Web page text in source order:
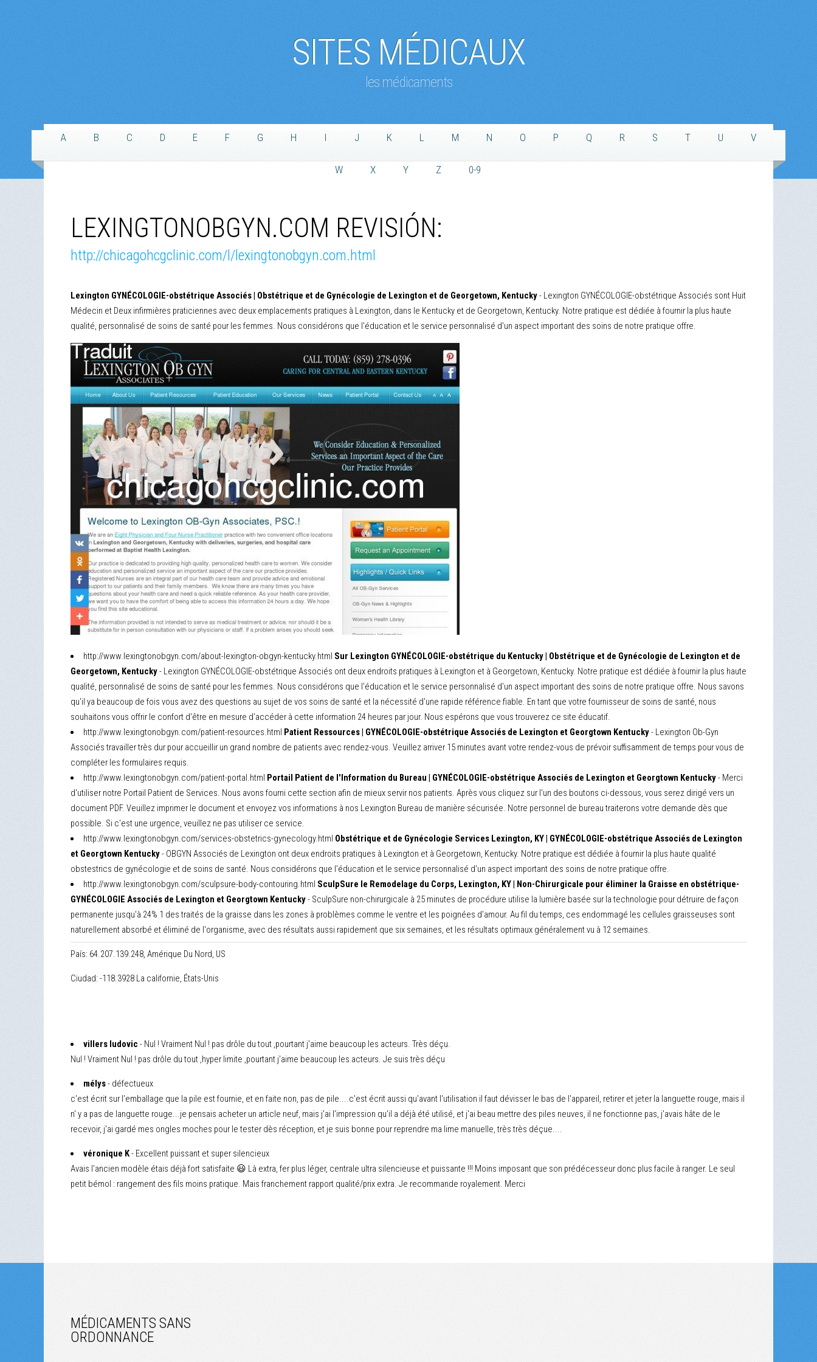
SITES MÉDICAUX
les médicaments
A B C D E F G H I J K L M N O P Q R S T U V
W X Y Z 0-9
LEXINGTONOBGYN.COM REVISIÓN:
http://chicagohcgclinic.com/l/lexingtonobgyn.com.html
Lexington GYNÉCOLOGIE-obstétrique Associés | Obstétrique et de Gynécologie de Lexington et de Georgetown, Kentucky- Lexington GYNÉCOLOGIE-obstétrique Associés sont Huit
Médecin et Deux infirmières praticiennes avec deux emplacements pratiques à Lexington, dans le Kentucky et de Georgetown, Kentucky. Notre pratique est dédiée à fournir la plus haute
qualité, personnalisé de soins de santé pour les femmes. Nous considérons que l'éducation et le service personnalisé d'un aspect important des soins de notre pratique offre.
http://www.lexingtonobgyn.com/about-lexington-obgyn-kentucky.html Sur Lexington GYNÉCOLOGIE-obstétrique du Kentucky | Obstétrique et de Gynécologie de Lexington et de
Georgetown, Kentucky- Lexington GYNÉCOLOGIE-obstétrique Associés ont deux endroits pratiques à Lexington et à Georgetown, Kentucky. Notre pratique est dédiée à fournir la plus haute
qualité, personnalisé de soins de santé pour les femmes. Nous considérons que l'éducation et le service personnalisé d'un aspect important des soins de notre pratique offre. Nous savons
qu'il ya beaucoup de fois vous avez des questions au sujet de vos soins de santé et la nécessité d'une rapide référence fiable. En tant que votre fournisseur de soins de santé, nous
souhaitons vous offrir le confort d'être en mesure d'accéder à cette information 24 heures par jour. Nous espérons que vous trouverez ce site éducatif.
http://www.lexingtonobgyn.com/patient-resources.html Patient Ressources | GYNÉCOLOGIE-obstétrique Associés de Lexington et Georgtown Kentucky- Lexington Ob-Gyn
Associés travailler très dur pour accueillir un grand nombre de patients avec rendez-vous. Veuillez arriver 15 minutes avant votre rendez-vous de prévoir suffisamment de temps pour vous de
compléter les formulaires requis.
http://www.lexingtonobgyn.com/patient-portal.html Portail Patient de l'Information du Bureau | GYNÉCOLOGIE-obstétrique Associés de Lexington et Georgtown Kentucky- Merci
d'utiliser notre Portail Patient de Services. Nous avons fourni cette section afin de mieux servir nos patients. Après vous cliquez sur l'un des boutons ci-dessous, vous serez dirigé vers un
document PDF. Veuillez imprimer le document et envoyez vos informations à nos Lexington Bureau de manière sécurisée. Notre personnel de bureau traiterons votre demande dès que
possible. Si c'est une urgence, veuillez ne pas utiliser ce service.
http://www.lexingtonobgyn.com/services-obstetrics-gynecology.html Obstétrique et de Gynécologie Services Lexington, KY | GYNÉCOLOGIE-obstétrique Associés de Lexington
et Georgtown Kentucky- OBGYN Associés de Lexington ont deux endroits pratiques à Lexington et à Georgetown, Kentucky. Notre pratique est dédiée à fournir la plus haute qualité
obstestrics de gynécologie et de soins de santé. Nous considérons que l'éducation et le service personnalisé d'un aspect important des soins de notre pratique offre.
http://www.lexingtonobgyn.com/sculpsure-body-contouring.html SculpSure le Remodelage du Corps, Lexington, KY | Non-Chirurgicale pour éliminer la Graisse en obstétrique-
GYNÉCOLOGIE Associés de Lexington et Georgtown Kentucky- SculpSure non-chirurgicale à 25 minutes de procédure utilise la lumière basée sur la technologie pour détruire de façon
permanente jusqu'à 24% 1 des traités de la graisse dans les zones à problèmes comme le ventre et les poignées d'amour. Au fil du temps, ces endommagé les cellules graisseuses sont
naturellement absorbé et éliminé de l'organisme, avec des résultats aussi rapidement que six semaines, et les résultats optimaux généralement vu à 12 semaines.
País: 64.207.139.248, Amérique Du Nord, US
Ciudad: -118.3928 La californie, États-Unis
villers ludovic - Nul ! Vraiment Nul ! pas drôle du tout ,pourtant j'aime beaucoup les acteurs. Très déçu.
Nul ! Vraiment Nul ! pas drôle du tout ,hyper limite ,pourtant j'aime beaucoup les acteurs. Je suis très déçu
mélys- défectueux
c'est écrit sur l'emballage que la pile est fournie, et en faite non, pas de pile....c'est écrit aussi qu'avant l'utilisation il faut dévisser le bas de l'appareil, retirer et jeter la languette rouge, mais il
n' y a pas de languette rouge...je pensais acheter un article neuf, mais j'ai l'impression qu'il a déjà été utilisé, et j'ai beau mettre des piles neuves, il ne fonctionne pas, j'avais hâte de le
recevoir, j'ai gardé mes ongles moches pour le tester dès réception, et je suis bonne pour reprendre ma lime manuelle, très très déçue....
véronique K- Excellent puissant et super silencieux
Avais l'ancien modèle étais déjà fort satisfaite 😃 Là extra, fer plus léger, centrale ultra silencieuse et puissante !!! Moins imposant que son prédécesseur donc plus facile à ranger. Le seul
petit bémol : rangement des fils moins pratique. Mais franchement rapport qualité/prix extra. Je recommande royalement. Merci
MÉDICAMENTS SANS
ORDONNANCE